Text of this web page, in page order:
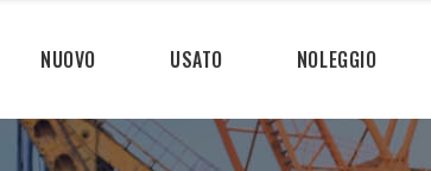
NUOVO USATO NOLEGGIO